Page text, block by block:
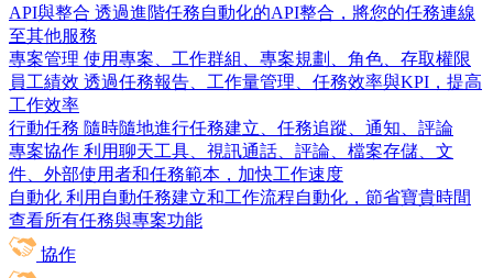
API與整合 透過進階任務自動化的API整合，將您的任務連線
至其他服務
專案管理 使用專案、工作群組、專案規劃、角色、存取權限
員工績效 透過任務報告、工作量管理、任務效率與KPI，提高
工作效率
行動任務 隨時隨地進行任務建立、任務追蹤、通知、評論
專案協作 利用聊天工具、視訊通話、評論、檔案存儲、文
件、外部使用者和任務範本，加快工作速度
自動化 利用自動任務建立和工作流程自動化，節省寶貴時間
查看所有任務與專案功能
協作